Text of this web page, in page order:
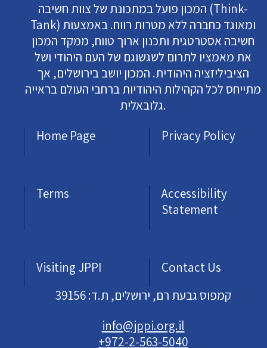
המכון פועל במתכונת של צוות חשיבה (Think-
Tank) ומאוגד כחברה ללא מטרות רווח. באמצעות
חשיבה אסטרטגית ותכנון ארוך טווח, ממקד המכון
את מאמציו לתרום לשגשוגם של העם היהודי ושל
הציביליזציה היהודית. המכון יושב בירושלים, אך
מתייחס לכל הקהילות היהודיות ברחבי העולם בראייה
גלובאלית.
Home Page
Privacy Policy
Terms
Accessibility
Statement
Visiting JPPI
Contact Us
קמפוס גבעת רם, ירושלים, ת.ד: 39156
info@jppi.org.il
+972-2-563-5040